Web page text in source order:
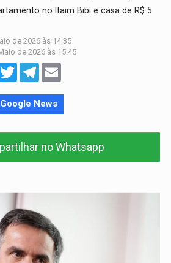
no Itaim Bibi e casa de R$ 5
de 2026 às 14:35
de 2026 às 15:45
TwitterTelegram
News
no Whatsapp